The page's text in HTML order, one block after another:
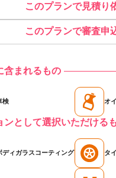
このプランで見積り
このプランで審査申
含まれるもの
検 オ
ンとして選択いただける
ディガラスコーティング タ